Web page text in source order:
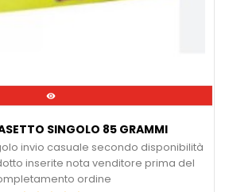

SINGOLO 85 GRAMMI
invio casuale secondo disponibilità
inserite nota venditore prima del
ordine